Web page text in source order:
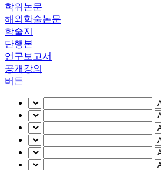
학위논문
해외학술논문
학술지
단행본
연구보고서
공개강의
버튼